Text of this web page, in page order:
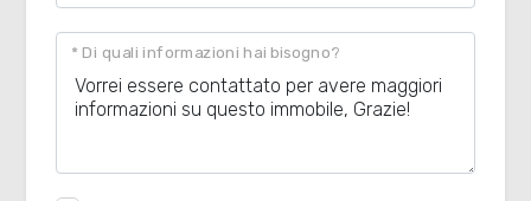
* Di quali informazioni hai bisogno?